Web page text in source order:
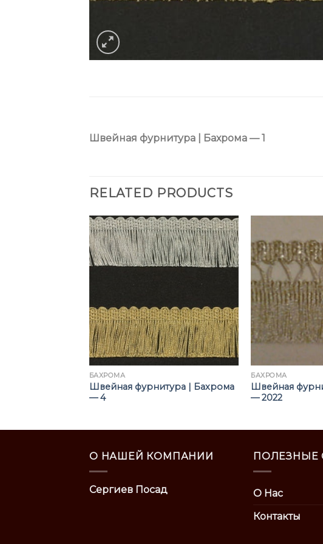
Швейная фурнитура | Бахрома — 1
RELATED PRODUCTS
БАХРОМА
Швейная фурнитура | Бахрома
— 4
БАХРОМА
Швейная
— 2022
О НАШЕЙ КОМПАНИИ
Сергиев Посад
ПОЛЕЗНЫЕ
О Нас
Контакты